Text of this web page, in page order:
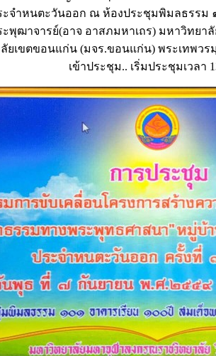
ะจำหนตะวันออก ณ ห้องประชุมพิมลธรรม
ะพุฒาจารย์(อาจ อาสภมหาเถร) มหาวิทยา
ยเขตขอนแก่น (มจร.ขอนแก่น) พระเทพว
เข้าประชุม.. เริ่มประชุมเวลา